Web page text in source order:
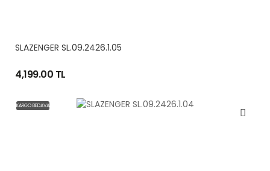
SLAZENGER SL.09.2426.1.05
4,199.00 TL
KARGO BEDAVA